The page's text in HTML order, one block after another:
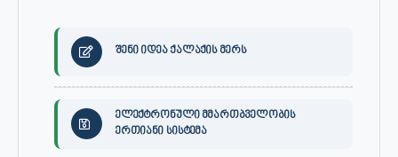
შენი იდეა ქალაქის მერს
ელექტრონული მმართბველობის
ერთიანი სისტემა